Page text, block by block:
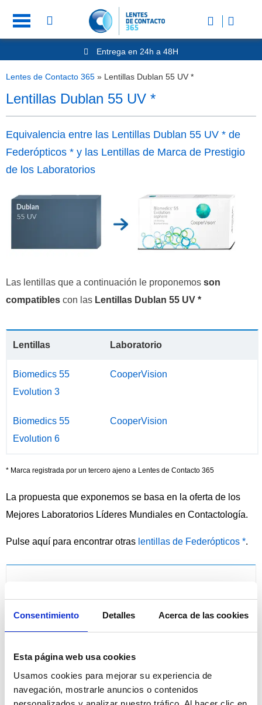
Consentimiento Detalles Acerca de las cookies
Esta página web usa cookies
Usamos cookies para mejorar su experiencia de
navegación, mostrarle anuncios o contenidos
Entrega en 24h a 48H
-20% Gafas de Lectura
Nº1 en Opinión de los Clientes
Lentes de Contacto 365 » Lentillas Dublan 55 UV *
Lentillas Dublan 55 UV *
Equivalencia entre las Lentillas Dublan 55 UV * de
Federópticos * y las Lentillas de Marca de Prestigio
de los Laboratorios
Las lentillas que a continuación le proponemos son
compatibles con las Lentillas Dublan 55 UV *
Lentillas Laboratorio
Biomedics 55
Evolution 3
CooperVision
Biomedics 55
Evolution 6
CooperVision
* Marca registrada por un tercero ajeno a Lentes de Contacto 365
La propuesta que exponemos se basa en la oferta de los
Mejores Laboratorios Líderes Mundiales en Contactología.
Pulse aquí para encontrar otras lentillas de Federópticos *.
¡Compre por primera vez con nosotros de forma fácil!